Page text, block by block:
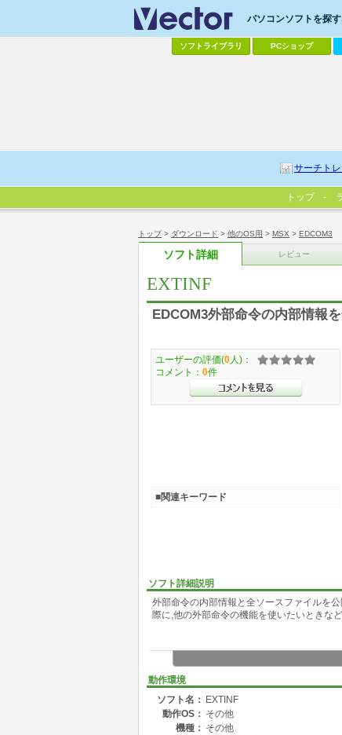
トップ> ダウンロード > 他のOS用 > MSX > EDCOM3
ソフト詳細 レビュー
EXTINF
EDCOM3外部命令の内部情報
ソフト詳細説明
外部命令の内部情報と全ソースファイルを
際に,他の外部命令の機能を使いたいときな
動作環境
ソフト名： EXTINF
動作OS： その他
機種： その他
ユーザーの評価(0 人)：
コメント： 0件
■関連キーワード
パソコンソフトを探
ソフトライブラリ PCショップ
サーチトレ
トップ